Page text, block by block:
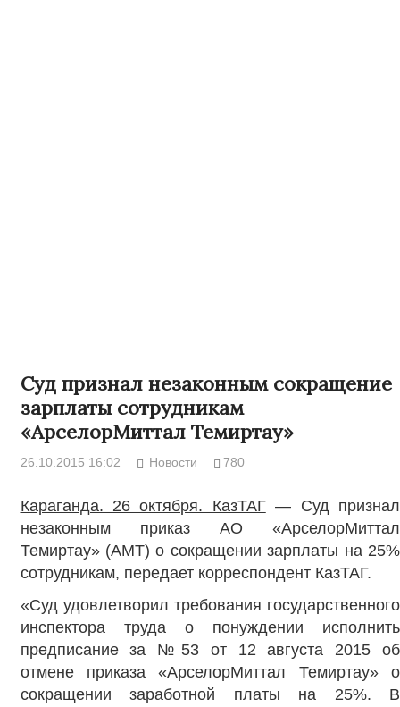
Суд признал незаконным сокращение
зарплаты сотрудникам
«АрселорМиттал Темиртау»
26.10.2015 16:02 Новости 780
Караганда. 26 октября. КазТАГ— Суд признал
незаконным приказ АО «АрселорМиттал
Темиртау» (АМТ) о сокращении зарплаты на 25%
сотрудникам, передает корреспондент КазТАГ.
«Суд удовлетворил требования государственного
инспектора труда о понуждении исполнить
предписание за №53 от 12 августа 2015 об
отмене приказа «АрселорМиттал Темиртау» о
сокращении заработной платы на 25%. В